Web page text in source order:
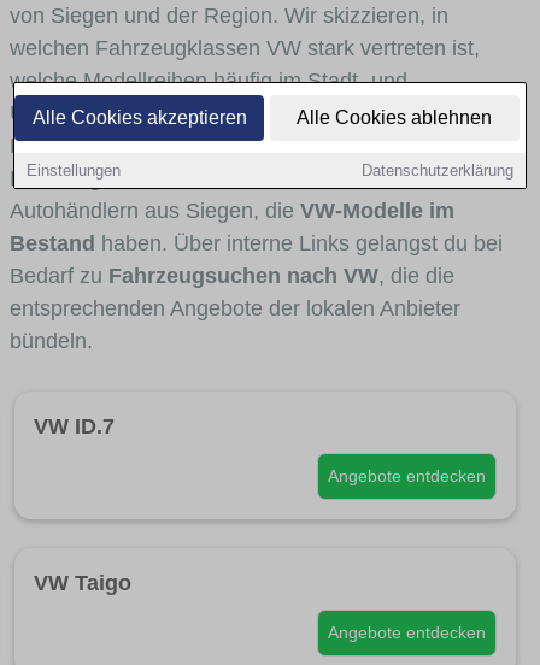
Alle Cookies akzeptieren Alle Cookies ablehnen
Einstellungen Datenschutzerklärung
von Siegen und der Region. Wir skizzieren, in
welchen Fahrzeugklassen VW stark vertreten ist,
welche Modellreihen häufig im Stadt- und
Umlandverkehr zu sehen sind und für welche
Fahrertypen die Marke interessant ist. Viele
Fahrzeuge stammen von Autohäusern und
Autohändlern aus Siegen, die VW-Modelle im
Bestand haben. Über interne Links gelangst du bei
Bedarf zu Fahrzeugsuchen nach VW, die die
entsprechenden Angebote der lokalen Anbieter
bündeln.
VW ID.7
Angebote entdecken
VW Taigo
Angebote entdecken